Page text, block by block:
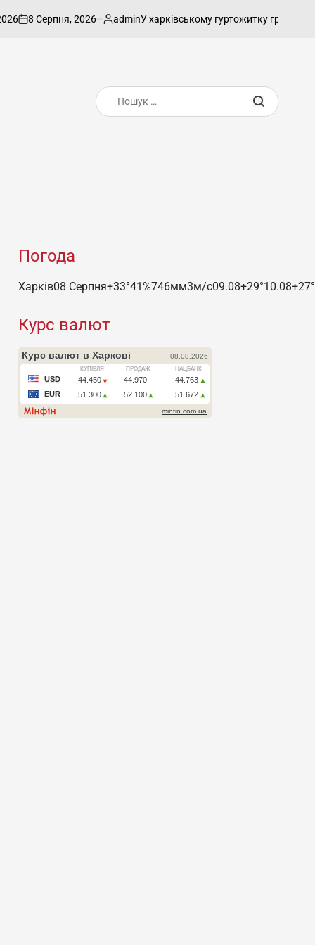
2026
Опубліковано
adminУ харківському гуртожитку група
Пошук:
Погода
Харків08 Серпня+33°41%746мм3м/c09.08+29°10.08+27°
Курс валют